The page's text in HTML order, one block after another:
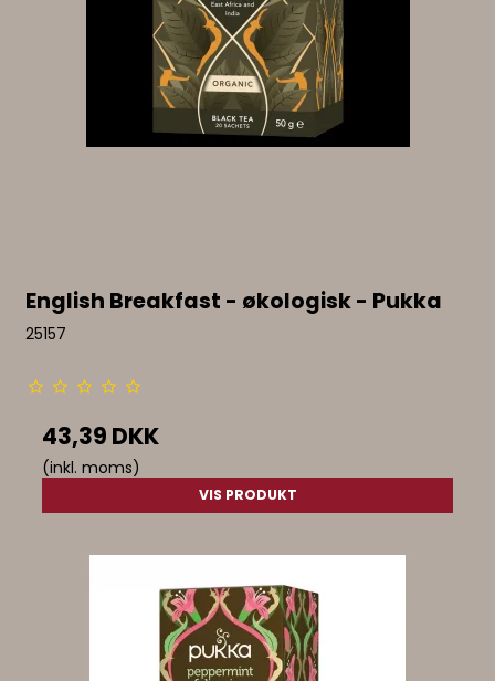
English Breakfast - økologisk - Pukka
25157
43,39 DKK
(inkl. moms)
VIS PRODUKT